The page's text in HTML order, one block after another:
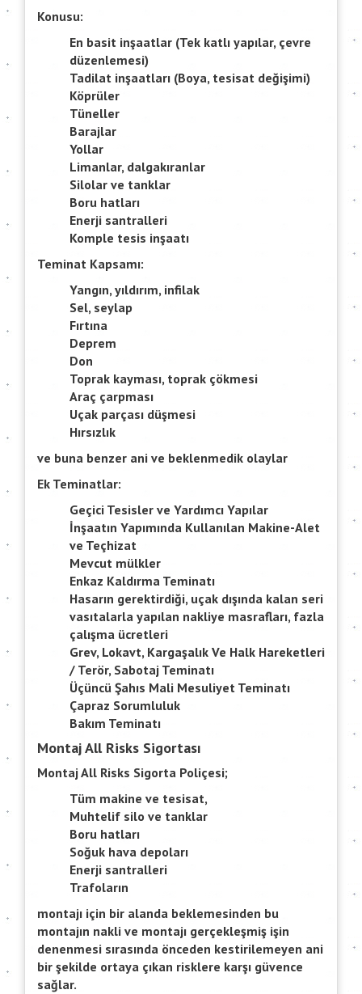
Konusu:
En basit inşaatlar (Tek katlı yapılar, çevre
düzenlemesi)
Tadilat inşaatları (Boya, tesisat değişimi)
Köprüler
Tüneller
Barajlar
Yollar
Limanlar, dalgakıranlar
Silolar ve tanklar
Boru hatları
Enerji santralleri
Komple tesis inşaatı
Teminat Kapsamı:
Yangın, yıldırım, infilak
Sel, seylap
Fırtına
Deprem
Don
Toprak kayması, toprak çökmesi
Araç çarpması
Uçak parçası düşmesi
Hırsızlık
ve buna benzer ani ve beklenmedik olaylar
Ek Teminatlar:
Geçici Tesisler ve Yardımcı Yapılar
İnşaatın Yapımında Kullanılan Makine-Alet
ve Teçhizat
Mevcut mülkler
Enkaz Kaldırma Teminatı
Hasarın gerektirdiği, uçak dışında kalan seri
vasıtalarla yapılan nakliye masrafları, fazla
çalışma ücretleri
Grev, Lokavt, Kargaşalık Ve Halk Hareketleri
/ Terör, Sabotaj Teminatı
Üçüncü Şahıs Mali Mesuliyet Teminatı
Çapraz Sorumluluk
Bakım Teminatı
Montaj All Risks Sigortası
Montaj All Risks Sigorta Poliçesi;
Tüm makine ve tesisat,
Muhtelif silo ve tanklar
Boru hatları
Soğuk hava depoları
Enerji santralleri
Trafoların
montajı için bir alanda beklemesinden bu
montajın nakli ve montajı gerçekleşmiş işin
denenmesi sırasında önceden kestirilemeyen ani
bir şekilde ortaya çıkan risklere karşı güvence
sağlar.